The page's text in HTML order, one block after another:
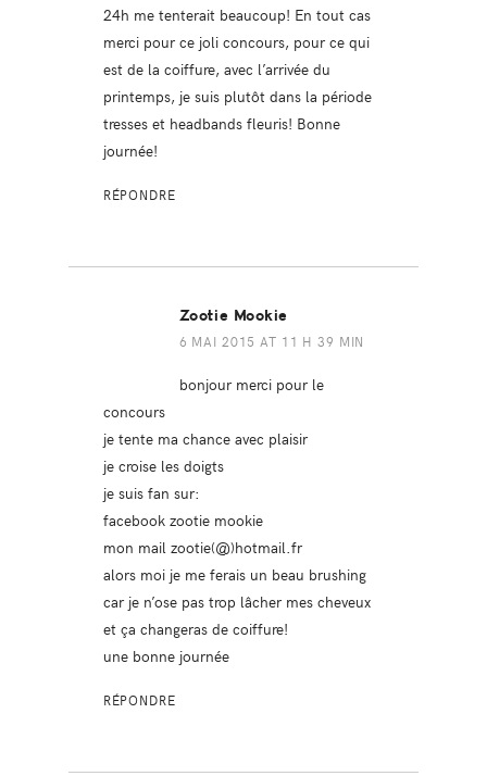
24h me tenterait beaucoup! En tout cas
merci pour ce joli concours, pour ce qui
est de la coiffure, avec l’arrivée du
printemps, je suis plutôt dans la période
tresses et headbands fleuris! Bonne
journée!
RÉPONDRE
Zootie Mookie
6 MAI 2015 AT 11 H 39 MIN
bonjour merci pour le
concours
je tente ma chance avec plaisir
je croise les doigts
je suis fan sur:
facebook zootie mookie
mon mail zootie(@)hotmail.fr
alors moi je me ferais un beau brushing
car je n’ose pas trop lâcher mes cheveux
et ça changeras de coiffure!
une bonne journée
RÉPONDRE